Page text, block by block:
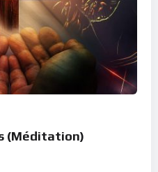
(Méditation)